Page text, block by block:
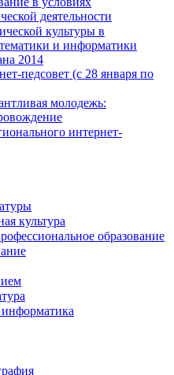
деятельности
культуры в
и информатики
2014
педсовет (с 28 января по
молодежь:
интернет-
культура
образование